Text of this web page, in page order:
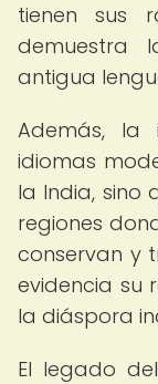
tienen sus
demuestra
antigua
Además, la
idiomas
la India, sino
regiones
conservan y
evidencia su
la diáspora
El legado